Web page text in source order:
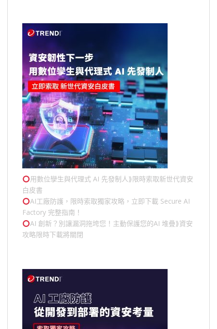
用數位孿生與代理式 AI 先發制人⟫限時索取新世代資安
白皮書
AI工廠防護，限時索取獨家攻略，立即下載 Secure AI
Factory 完整指南！
AI 創新？別讓漏洞拖垮您！主動保護您的AI 堆疊⟫資安
攻略限時下載將關閉